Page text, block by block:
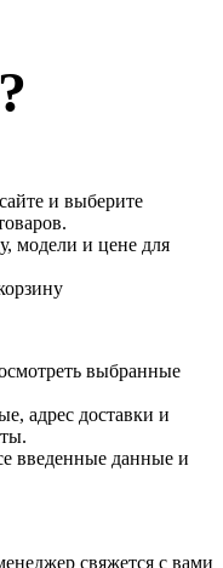
и выберите
модели и цене для
выбранные
адрес доставки и
введенные данные и
свяжется с вами